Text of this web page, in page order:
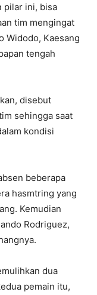
pilar ini, bisa
tim mengingat
Widodo, Kaesang
tengah
disebut
sehingga saat
kondisi
beberapa
hasmtring yang
Kemudian
Rodriguez,
dua
pemain itu,